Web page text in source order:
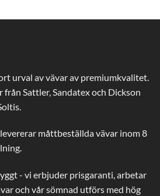
urval av vävar av premiumkvalitet.
Sattler, Sandatex och Dickson
måttbeställda vävar inom 8
- vi erbjuder prisgaranti, arbetar
och vår sömnad utförs med hög